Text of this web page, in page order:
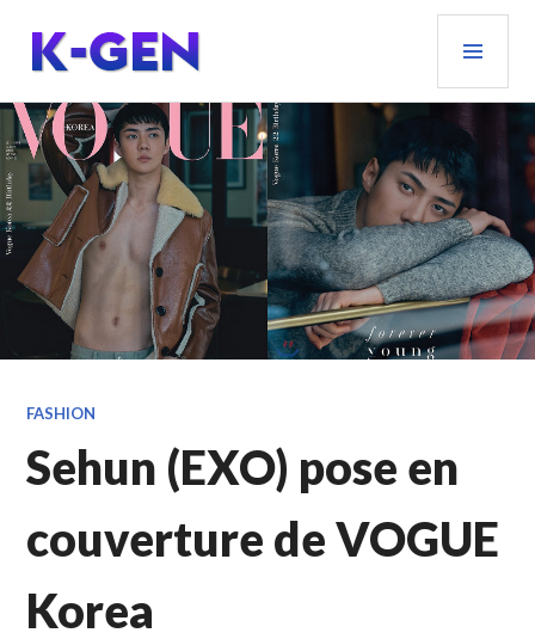
contenu
principal
K-GEN
FASHION
Sehun (EXO) pose en
couverture de VOGUE
Korea